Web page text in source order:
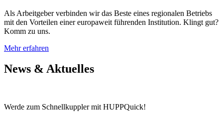
Als Arbeitgeber verbinden wir das Beste eines regionalen Betriebs
mit den Vorteilen einer europaweit führenden Institution. Klingt gut?
Komm zu uns.
Mehr erfahren
News & Aktuelles
Werde zum Schnellkuppler mit HUPPQuick!